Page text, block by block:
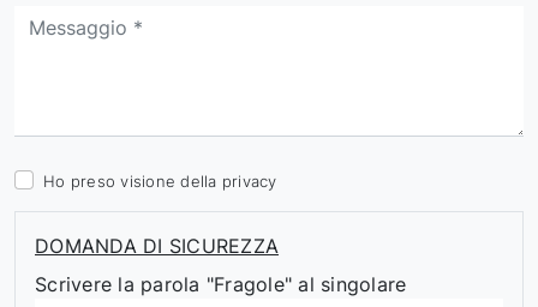
Ho preso visione della privacy
DOMANDA DI SICUREZZA
Scrivere la parola "Fragole" al singolare